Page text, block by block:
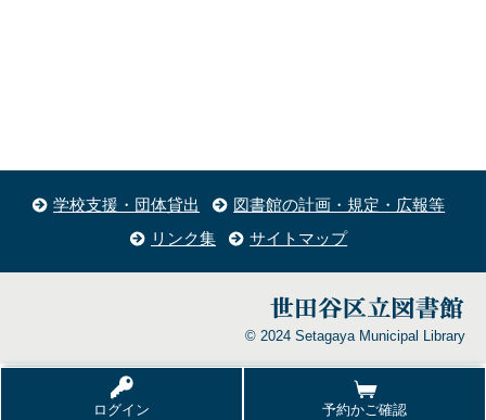
ログイン 予約かご確認
学校支援・団体貸出
図書館の計画・規定・広報等
リンク集
サイトマップ
© 2024 Setagaya Municipal Library